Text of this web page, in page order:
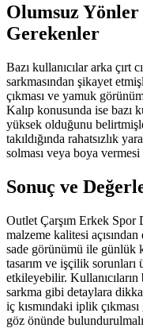
Olumsuz
Gerekenler
Bazı kullanıcılar arka çırt
sarkmasından şikayet
çıkması ve yamuk
Kalıp konusunda ise bazı
yüksek olduğunu
takıldığında rahatsızlık
solması veya boya
Sonuç ve
Outlet Çarşım Erkek Spor
malzeme kalitesi
sade görünümü ile günlük
tasarım ve işçilik sorunları
etkileyebilir.
sarkma gibi detaylara
iç kısmındaki iplik
göz önünde